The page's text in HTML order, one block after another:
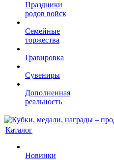
Праздники
родов войск
Семейные
торжества
Гравировка
Сувениры
Дополненная
реальность
Каталог
Новинки